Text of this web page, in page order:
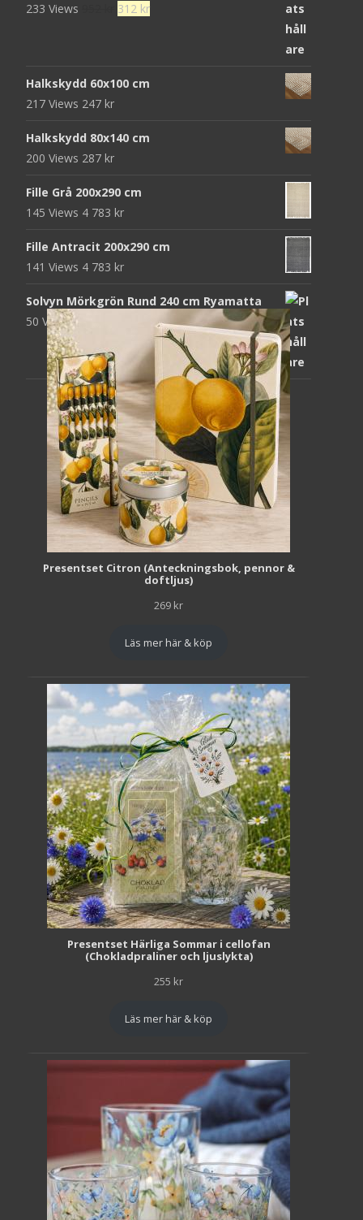
233 Views
Det
952 kr.
312 krDet
Halkskydd 60x100 cm
217 Views 247 kr
Halkskydd 80x140 cm
200 Views 287 kr
Fille Grå 200x290 cm
145 Views 4 783 kr
Fille Antracit 200x290 cm
141 Views 4 783 kr
Solvyn Mörkgrön Rund 240 cm Ryamatta
50 Views1 871
Presentset Citron (Anteckningsbok, pennor &
doftljus)
269 kr
Läs mer här & köp
Presentset Härliga Sommar i cellofan
(Chokladpraliner och ljuslykta)
255 kr
Läs mer här & köp